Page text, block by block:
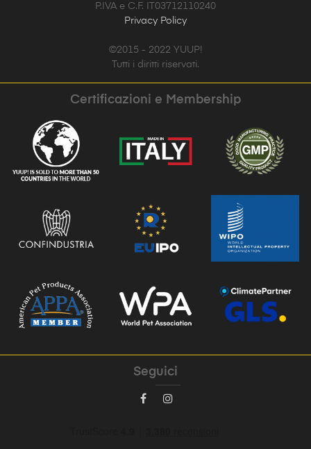
P.IVA e C.F. IT03712110240
Privacy Policy
©2015 - 2022 YUUP!
Tutti i diritti riservati.
Certificazioni e Membership
Seguici